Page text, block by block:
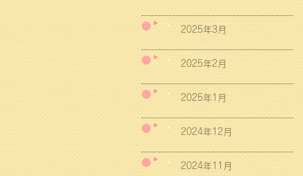
2025年3月
2025年2月
2025年1月
2024年12月
2024年11月